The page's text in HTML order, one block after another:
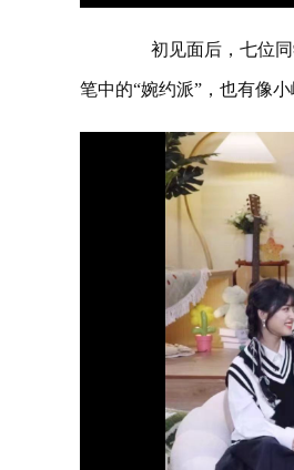
初见面后，七位同
笔中的“婉约派”，也有像